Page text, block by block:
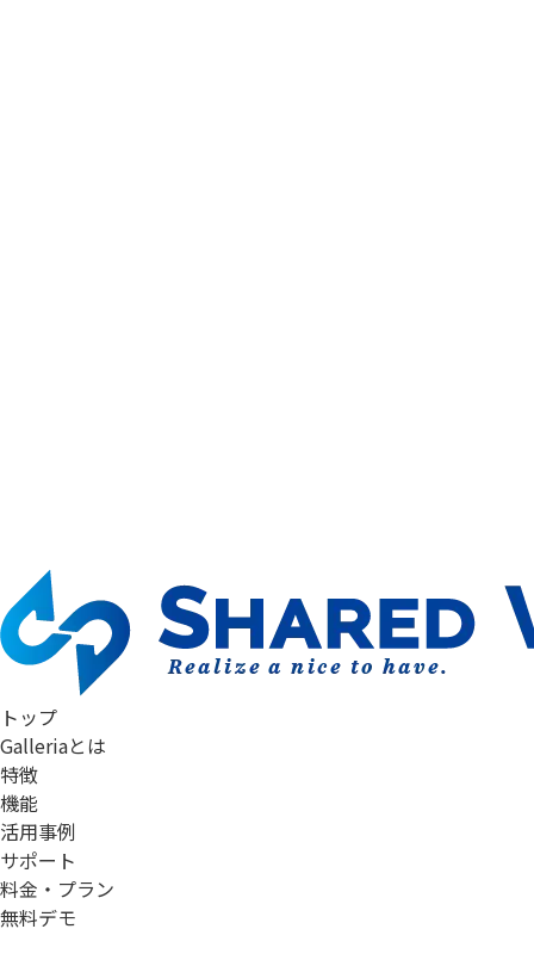
トップ
Galleriaとは
特徴
機能
活用事例
サポート
料金・プラン
無料デモ